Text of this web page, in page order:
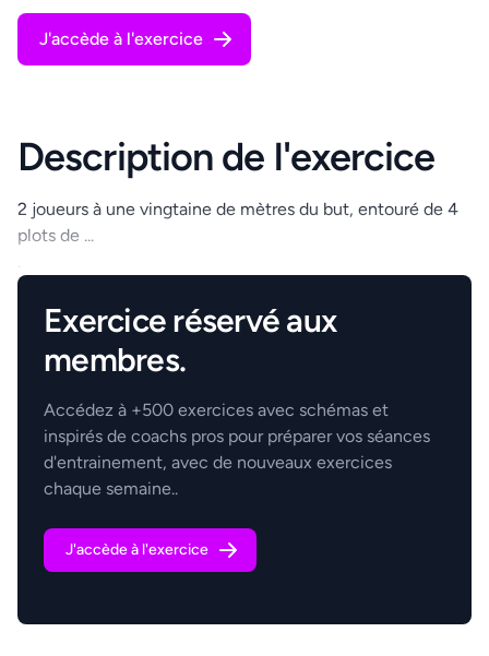
J'accède à l'exercice
Description de l'exercice
2 joueurs à une vingtaine de mètres du but, entouré de 4
plots de ...
.
Exercice réservé aux
membres.
Accédez à +500 exercices avec schémas et
inspirés de coachs pros pour préparer vos séances
d'entrainement, avec de nouveaux exercices
chaque semaine..
J'accède à l'exercice